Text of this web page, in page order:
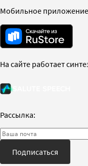
Мобильное
На сайте работает
Рассылка:
Подписаться